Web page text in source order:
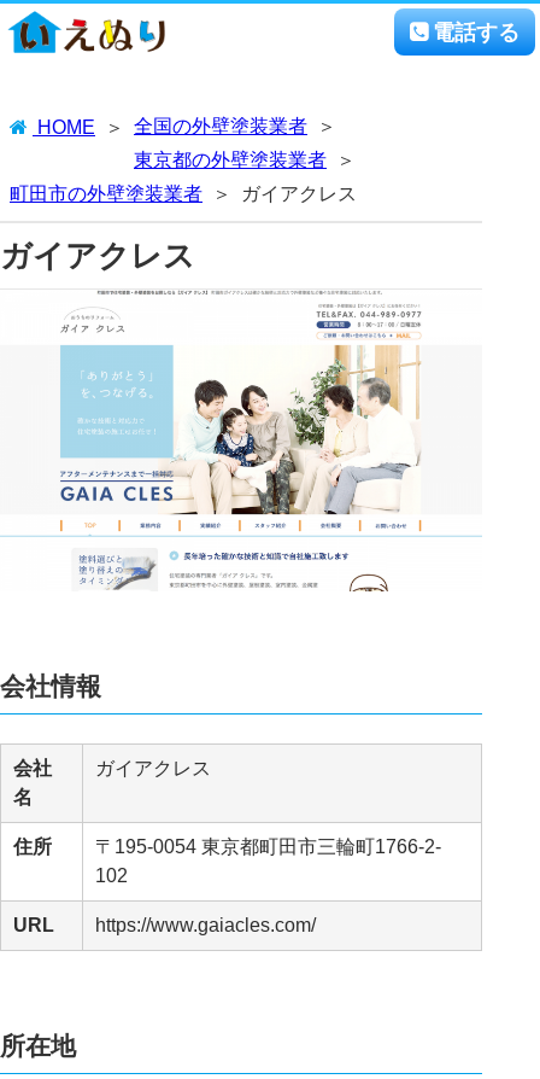
電話する
HOME
全国の外壁塗装業者
東京都の外壁塗装業者
町田市の外壁塗装業者
ガイアクレス
ガイアクレス
会社情報
会社
名
ガイアクレス
住所
〒195-0054 東京都町田市三輪町1766-2-
102
URL https://www.gaiacles.com/
所在地